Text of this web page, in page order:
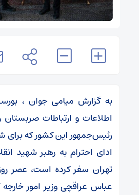
به گزارش میامی جوان ،
اطلاعات و ارتباطات صربستان
رئیس‌جمهور این کشور که
ادای احترام به رهبر شهید
تهران سفر کرده است، عصر
عباس عراقچی وزیر امور